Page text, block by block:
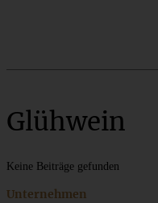
Glühwein
Keine Beiträge gefunden
Unternehmen